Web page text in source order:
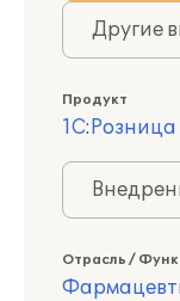
Другие
Продукт
1С:Розница
Отрасль /